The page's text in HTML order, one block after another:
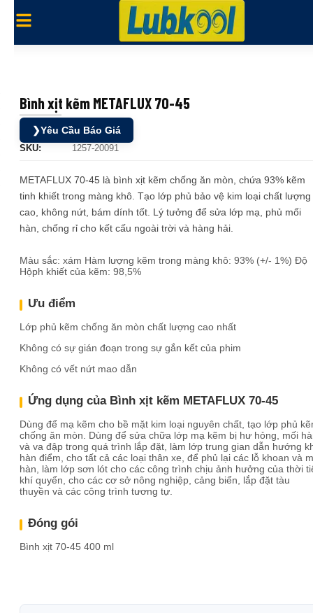
Bình xịt kẽm METAFLUX 70-45
❯Yêu Cầu Báo Giá
SKU: 1257-20091
METAFLUX 70-45 là bình xịt kẽm chống ăn mòn, chứa 93% kẽm
tinh khiết trong màng khô. Tạo lớp phủ bảo vệ kim loại chất lượng
cao, không nứt, bám dính tốt. Lý tưởng để sửa lớp mạ, phủ mối
hàn, chống rỉ cho kết cấu ngoài trời và hàng hải.
Màu sắc: xám Hàm lượng kẽm trong màng khô: 93% (+/- 1%) Độ
Hộph khiết của kẽm: 98,5%
Ưu điểm
Lớp phủ kẽm chống ăn mòn chất lượng cao nhất
Không có sự gián đoạn trong sự gắn kết của phim
Không có vết nứt mao dẫn
Ứng dụng của Bình xịt kẽm METAFLUX 70-45
Dùng để mạ kẽm cho bề mặt kim loại nguyên chất, tạo lớp phủ
chống ăn mòn. Dùng để sửa chữa lớp mạ kẽm bị hư hỏng, mối
và va đập trong quá trình lắp đặt, làm lớp trung gian dẫn hướng
hàn điểm, cho tất cả các loại thân xe, để phủ lại các lỗ khoan và
hàn, làm lớp sơn lót cho các công trình chịu ảnh hưởng của thời
khí quyển, cho các cơ sở nông nghiệp, cảng biển, lắp đặt tàu
thuyền và các công trình tương tự.
Đóng gói
Bình xịt 70-45 400 ml